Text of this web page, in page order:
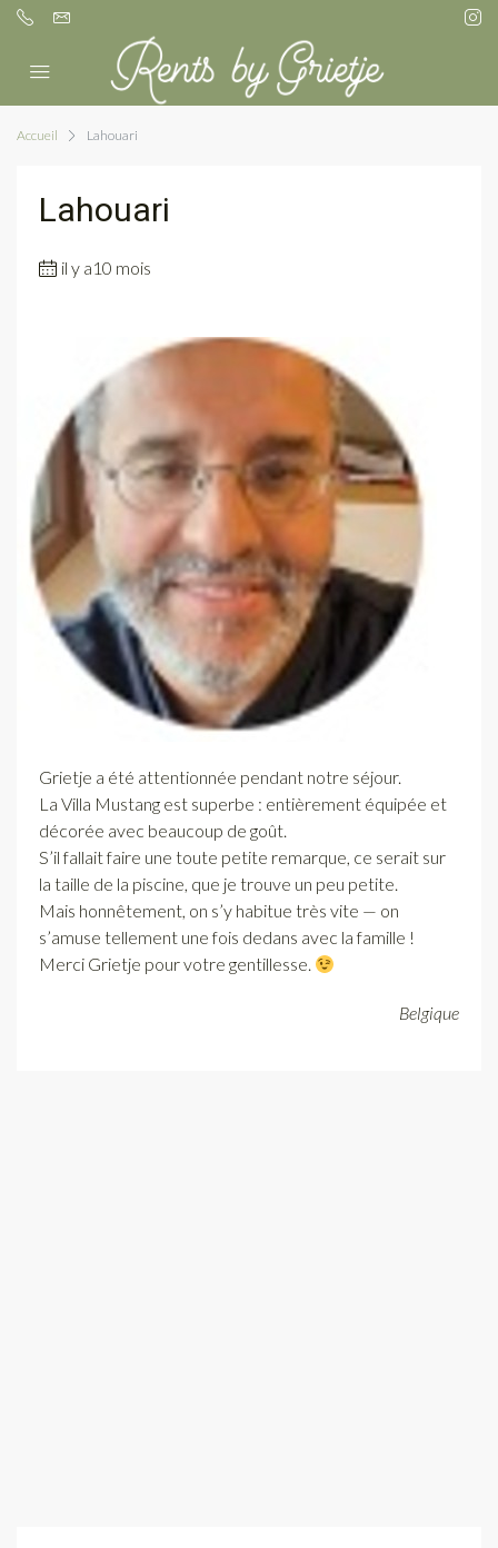
Accueil Lahouari
Lahouari
il y a10 mois
Grietje a été attentionnée pendant notre séjour.
La Villa Mustang est superbe : entièrement équipée et
décorée avec beaucoup de goût.
S’il fallait faire une toute petite remarque, ce serait sur
la taille de la piscine, que je trouve un peu petite.
Mais honnêtement, on s’y habitue très vite — on
s’amuse tellement une fois dedans avec la famille !
Merci Grietje pour votre gentillesse.
Belgique